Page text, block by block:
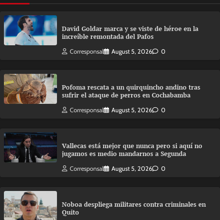
David Goldar marca y se viste de héroe en la
increíble remontada del Pafos
Corresponsal August 5, 2026 0
Pofoma rescata a un quirquincho andino tras
sufrir el ataque de perros en Cochabamba
Corresponsal August 5, 2026 0
Vallecas está mejor que nunca pero si aquí no
jugamos es medio mandarnos a Segunda
Corresponsal August 5, 2026 0
Noboa despliega militares contra criminales en
Quito